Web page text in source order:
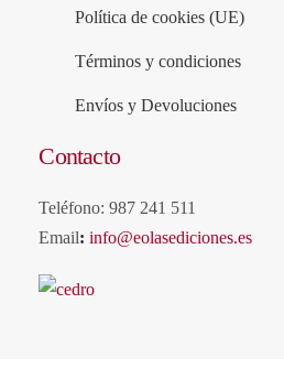
Política de cookies (UE)
Términos y condiciones
Envíos y Devoluciones
Contacto
Teléfono: 987 241 511
Email:info@eolasediciones.es